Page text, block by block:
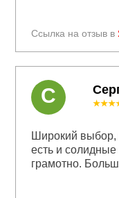
Ссылка на отзыв в
Широкий выбор,
есть и
грамотно.
С